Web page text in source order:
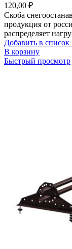
120,00 ₽
Скоба
продукция от
распределяет
Добавить в
В корзину
Быстрый просмотр